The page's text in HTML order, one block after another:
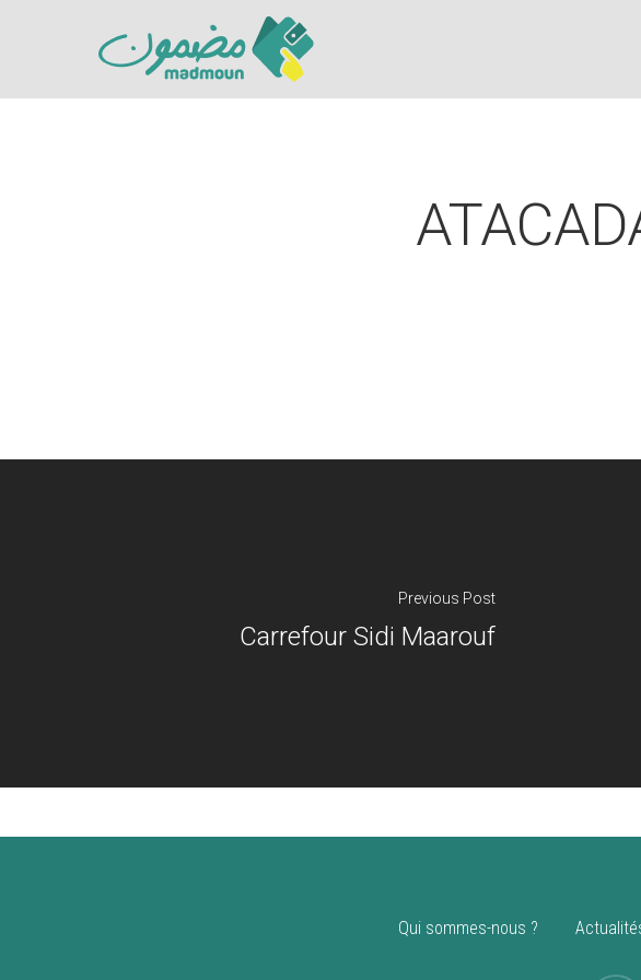
Hit enter to search or ESC to close
Previous Post
Carrefour Sidi Maarouf
Qui sommes-nous ?